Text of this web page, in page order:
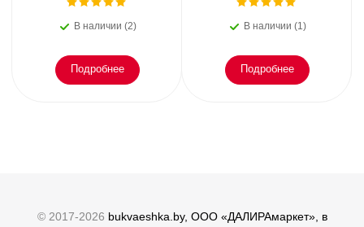
эмоциональное
В наличии (2)
Подробнее
елки
В наличии (1)
Подробнее
© 2017-2026 bukvaeshka.by, ООО «ДАЛИРАмаркет», в